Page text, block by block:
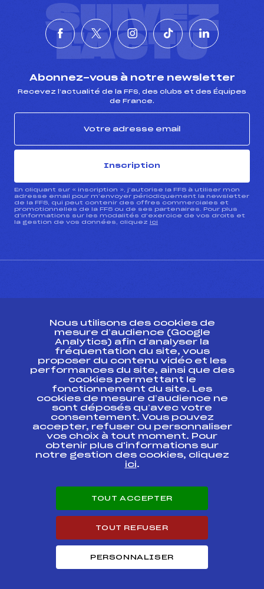
SUIVEZ
L'ACTU
Abonnez-vous à notre newsletter
Recevez l’actualité de la FFS, des clubs et des Équipes
de France.
Inscription
En cliquant sur « inscription », j’autorise la FFS à utiliser mon
adresse email pour m’envoyer périodiquement la newsletter
de la FFS, qui peut contenir des offres commerciales et
promotionnelles de la FFS ou de ses partenaires. Pour plus
d’informations sur les modalités d’exercice de vos droits et
la gestion de vos données, cliquez ici
Ressources
Pass’Neige
Projet sportif fédéral
Projet de performance fédéral
Antidopage
Pôle Développement, Formation, Suivi
Scientifique
Listes ministérielles
Pôle vie de l’athlète
Enseignement professionnel
Carrières
Nous utilisons des cookies de
mesure d’audience (Google
Analytics) afin d’analyser la
fréquentation du site, vous
proposer du contenu vidéo et les
performances du site, ainsi que des
cookies permettant le
fonctionnement du site. Les
cookies de mesure d’audience ne
sont déposés qu’avec votre
consentement. Vous pouvez
accepter, refuser ou personnaliser
vos choix à tout moment. Pour
obtenir plus d'informations sur
notre gestion des cookies, cliquez
ici.
TOUT ACCEPTER
TOUT REFUSER
PERSONNALISER